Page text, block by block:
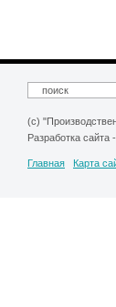
(c)
Разработка сайта -
Главная Карта